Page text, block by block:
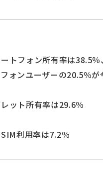
フォン所有率は38.5％
ンユーザーの20.5％が
ット所有率は29.6％
利用率は7.2％